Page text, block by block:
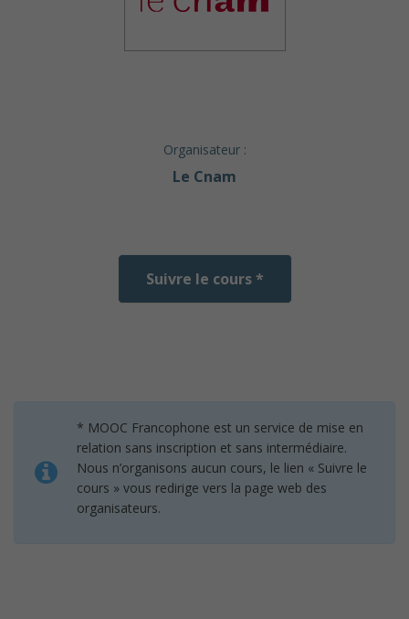
Organisateur :
Le Cnam
Suivre le cours *
* MOOC Francophone est un service de mise en
relation sans inscription et sans intermédiaire.
Nous n’organisons aucun cours, le lien « Suivre le
cours » vous redirige vers la page web des
organisateurs.